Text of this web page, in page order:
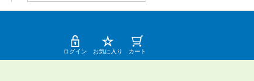
ログイン お気に入り カート